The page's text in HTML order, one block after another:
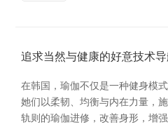
追求当然与健康的好意技术
在韩国，瑜伽不仅是一种健身模
她们以柔韧、均衡与内在力量，
轨则的瑜伽进修，改善身形，增